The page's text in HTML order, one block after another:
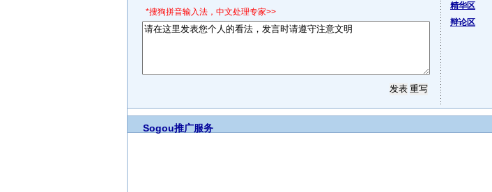
*搜狗拼音输入法，中文处理专家>>
精华区
辩论区
Sogou推广服务